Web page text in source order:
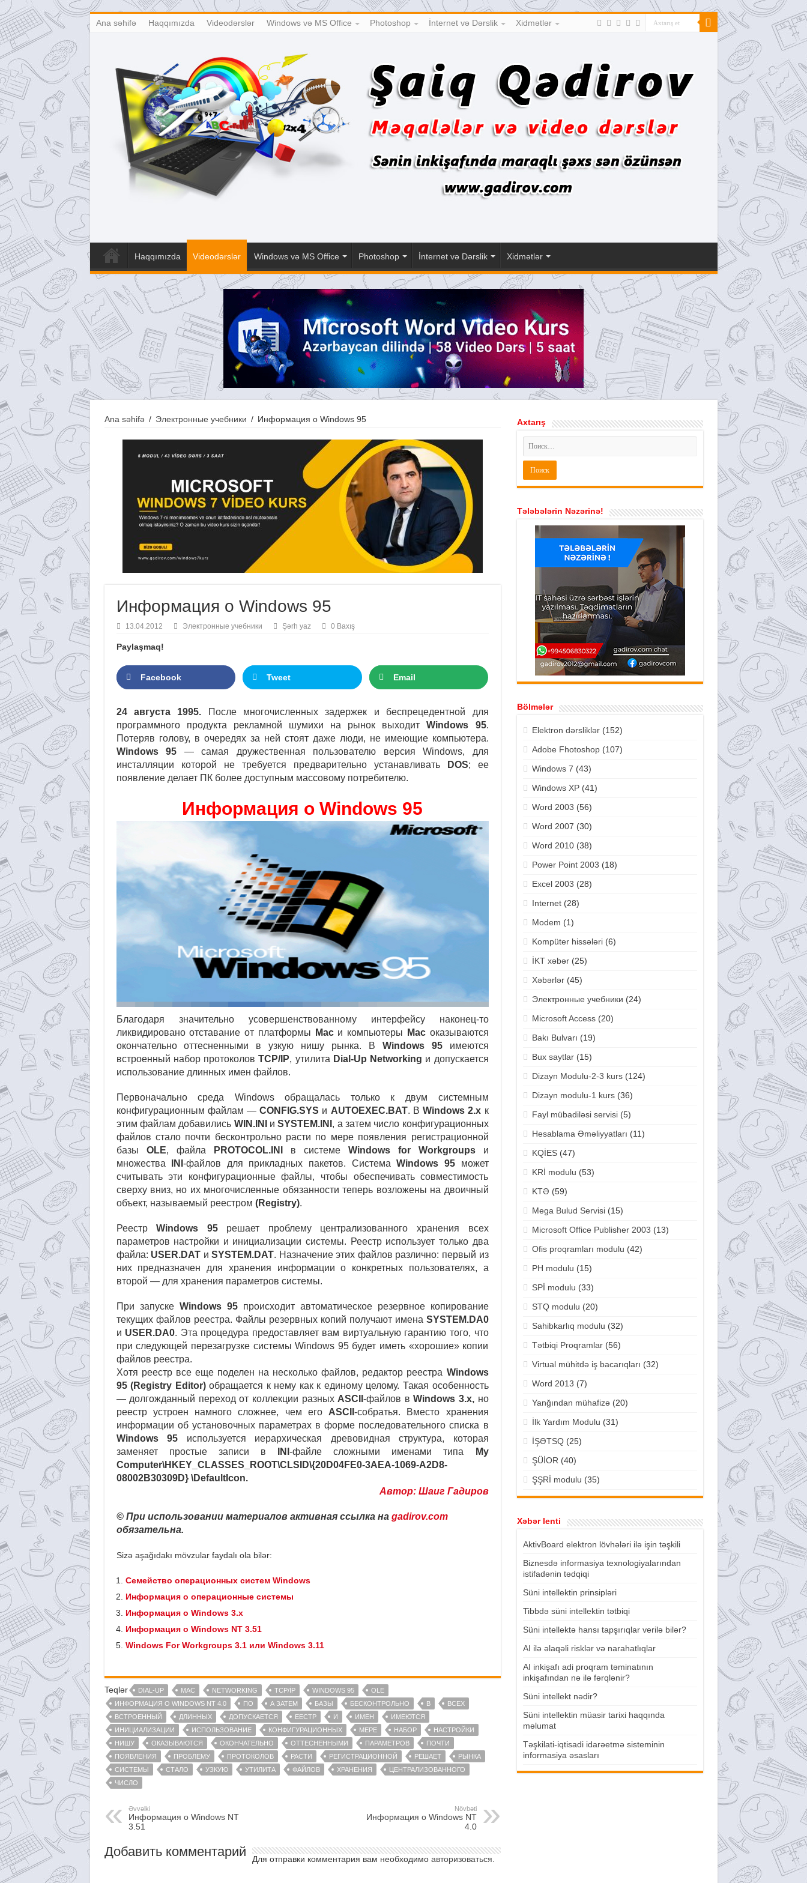
Ana səhifə Haqqımızda Videodərslər Windows və MS Office Photoshop İnternet və Dərslik Xidmətlər
Haqqımızda Videodərslər Windows və MS Office Photoshop İnternet və Dərslik Xidmətlər
Ana səhifə / Электронные учебники / Информация о Windows 95
Информация о Windows 95
13.04.2012 Электронные учебники Şərh yaz 0 Baxış
Paylaşmaq!
Facebook Tweet Email
24 августа 1995. После многочисленных задержек и беспрецедентной для
программного продукта рекламной шумихи на рынок выходитWindows 95.
Потеряв голову, в очередях за ней стоят даже люди, не имеющие компьютера.
Windows 95 — самая дружественная пользователю версия Windows, для
инсталляции которой не требуется предварительно устанавливать
DOS; ее
появление делает ПК более доступным массовому потребителю.
Информация о Windows 95
Благодаря значительно усовершенствованному интерфейсу наконец-то
ликвидировано отставание от платформы
Macи компьютеры Macоказываются
окончательно оттесненными в узкую нишу рынка. В Windows 95имеются
встроенный набор протоколовTCP/IP, утилита Dial-Up Networking и допускается
использование длинных имен файлов.
Первоначально среда Windows обращалась только к двум системным
конфигурационным файлам —CONFIG.SYS и AUTOEXEC.BAT. ВWindows 2.x к
этим файлам добавились WIN.INI иSYSTEM.INI , а затем число конфигурационных
файлов стало почти бесконтрольно расти по мере появления регистрационной
базы OLE, файла PROTOCOL.INI в системе Windows for Workgroupsи
множества
INI-файлов для прикладных пакетов. СистемаWindows 95может
считывать эти конфигурационные файлы, чтобы обеспечивать совместимость
сверху вниз, но их многочисленные обязанности теперь возложены на двоичный
объект, называемый реестром (Registry).
РеестрWindows 95решает проблему централизованного хранения всех
параметров настройки и инициализации системы. Реестр использует только два
файла: USER.DAT иSYSTEM.DAT. Назначение этих файлов различно: первый из
них предназначен для хранения информации о конкретных пользователях, а
второй — для хранения параметров системы.
При запуске Windows 95происходит автоматическое резервное копирование
текущих файлов реестра. Файлы резервных копий получают имена SYSTEM.DA0
и USER.DA0. Эта процедура предоставляет вам виртуальную гарантию того, что
при следующей перезагрузке системы Windows 95 будет иметь «хорошие» копии
файлов реестра.
Хотя реестр все еще поделен на несколько файлов, редактор реестра Windows
95 (Registry Editor)обращается к нему как к единому целому. Такая особенность
— долгожданный переход от коллекции разных ASCII-файлов вWindows 3.x,но
реестр устроен намного сложнее, чем его ASCII -собратья. Вместо хранения
информации об установочных параметрах в форме последовательного списка в
Windows 95 используется иерархическая древовидная структура, которая
заменяет простые записи в
INI -файле сложными именами типа
My
Computer\HKEY_CLASSES_ROOT\CLSID\{20D04FE0-3AEA-1069-A2D8-
08002B30309D} \DefaultIcon.
Автор: Шаиг Гадиров
© При использовании материалов активная ссылка на gadirov.com
обязательна.
Sizə aşağıdakı mövzular faydalı ola bilər:
Семейство операционных систем Windows
Информация о операционные системы
Информация о Windows 3.x
Информация о Windows NT 3.51
Windows For Workgroups 3.1 или Windows 3.11
Teqlər DIAL-UP MAC NETWORKING TCP/İP WINDOWS 95
OLE
ИНФОРМАЦИЯ О WINDOWS NT 4.0
ПО А ЗАТЕМ БАЗЫ БЕСКОНТРОЛЬНО В
ВСЕХ
ВСТРОЕННЫЙ
ДЛИННЫХ ДОПУСКАЕТСЯ ЕЕСТР И ИМЕН
ИМЕЮТСЯ
ИНИЦИАЛИЗАЦИИ
ИСПОЛЬЗОВАНИЕ КОНФИГУРАЦИОННЫХ МЕРЕ НАБОР
НАСТРОЙКИ
НИШУ
ОКАЗЫВАЮТСЯ ОКОНЧАТЕЛЬНО ОТТЕСНЕННЫМИ ПАРАМЕТРОВ
ПОЧТИ
ПОЯВЛЕНИЯ
ПРОБЛЕМУ ПРОТОКОЛОВ РАСТИ РЕГИСТРАЦИОННОЙ РЕШАЕТ
РЫНКА
СИСТЕМЫ
СТАЛО УЗКУЮ УТИЛИТА ФАЙЛОВ ХРАНЕНИЯ
ЦЕНТРАЛИЗОВАННОГО
ЧИСЛО
Əvvəlki
Информация о Windows NT
3.51
Növbəti
Информация о Windows NT
4.0
Добавить комментарий Для отправки комментария вам необходимо авторизоваться
Axtarış
Tələbələrin Nəzərinə!
Bölmələr
Elektron dərsliklər(152)
Adobe Fhotoshop(107)
Windows 7 (43)
Windows XP(41)
Word 2003 (56)
Word 2007 (30)
Word 2010(38)
Power Point 2003 (18)
Excel 2003 (28)
Internet(28)
Modem (1)
Kompüter hissələri(6)
İKT xəbər(25)
Xəbərlər(45)
Электронные учебники (24)
Microsoft Access(20)
Bakı Bulvarı (19)
Bux saytlar(15)
Dizayn Modulu-2-3 kurs(124)
Dizayn modulu-1 kurs(36)
Fayl mübadiləsi servisi(5)
Hesablama Əməliyyatları (11)
KQİES(47)
KRİ modulu (53)
KTƏ (59)
Mega Bulud Servisi(15)
Microsoft Office Publisher 2003 (13)
Ofis proqramları modulu (42)
PH modulu (15)
SPİ modulu (33)
STQ modulu (20)
Sahibkarlıq modulu (32)
Tətbiqi Proqramlar(56)
Virtual mühitdə iş bacarıqları (32)
Word 2013 (7)
Yanğından mühafizə(20)
İlk Yardım Modulu (31)
İŞƏTSQ(25)
ŞÜİOR (40)
ŞŞRİ modulu (35)
Xəbər lenti
AktivBoard elektron lövhələri ilə işin təşkili
Biznesdə informasiya texnologiyalarından
istifadənin tədqiqi
Süni intellektin prinsipləri
Tibbdə süni intellektin tətbiqi
Süni intellektə hansı tapşırıqlar verilə bilər?
AI ilə əlaqəli risklər və narahatlıqlar
AI inkişafı adi proqram təminatının
inkişafından nə ilə fərqlənir?
Süni intellekt nədir?
Süni intellektin müasir tarixi haqqında
məlumat
Təşkilati-iqtisadi idarəetmə sisteminin
informasiya əsasları